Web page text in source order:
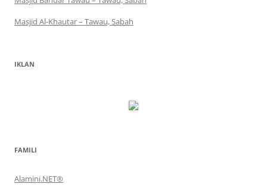
Masjid Al-Khautar – Tawau, Sabah
IKLAN
FAMILI
Alamini.NET®